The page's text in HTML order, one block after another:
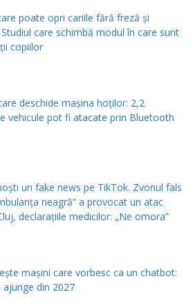
poate opri cariile fără freză și
care schimbă modul în care sunt
copiilor
deschide mașina hoților: 2,2
vehicule pot fi atacate prin Bluetooth
un fake news pe TikTok. Zvonul fals
neagră” a provocat un atac
declaraţiile medicilor: „Ne omora”
mașini care vorbesc ca un chatbot:
din 2027